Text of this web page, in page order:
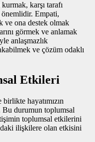
karşı tarafı
önemlidir. Empati,
ve ona destek olmak
görmek ve anlamak
anlaşmazlık
ve çözüm odaklı
Etkileri
hayatımızın
Bu durumun toplumsal
toplumsal etkilerini
ilişkilere olan etkisini